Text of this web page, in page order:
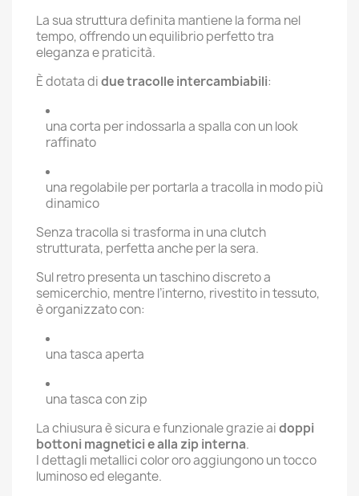
La sua struttura definita mantiene la forma nel
tempo, offrendo un equilibrio perfetto tra
eleganza e praticità.
È dotata didue tracolle intercambiabili:
una corta per indossarla a spalla con un look
raffinato
una regolabile per portarla a tracolla in modo più
dinamico
Senza tracolla si trasforma in una clutch
strutturata, perfetta anche per la sera.
Sul retro presenta un taschino discreto a
semicerchio, mentre l’interno, rivestito in tessuto,
è organizzato con:
una tasca aperta
una tasca con zip
La chiusura è sicura e funzionale grazie aidoppi
bottoni magnetici e alla zip interna.
I dettagli metallici color oro aggiungono un tocco
luminoso ed elegante.